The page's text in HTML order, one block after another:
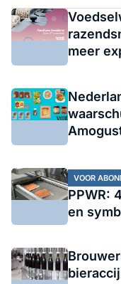
meer
VOOR
PPWR:
en